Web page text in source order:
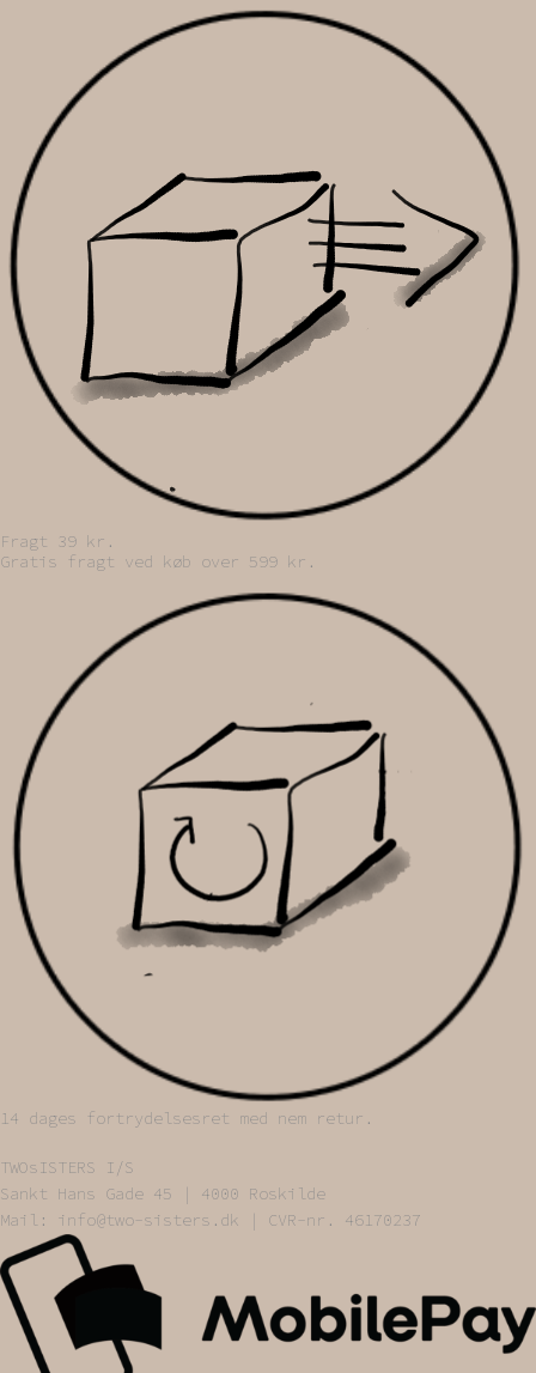
Fragt 39 kr.
Gratis fragt ved køb over 599 kr.
14 dages fortrydelsesret med nem retur.
TWOsISTERS I/S
Sankt Hans Gade 45 | 4000 Roskilde
Mail: info@two-sisters.dk | CVR-nr. 46170237